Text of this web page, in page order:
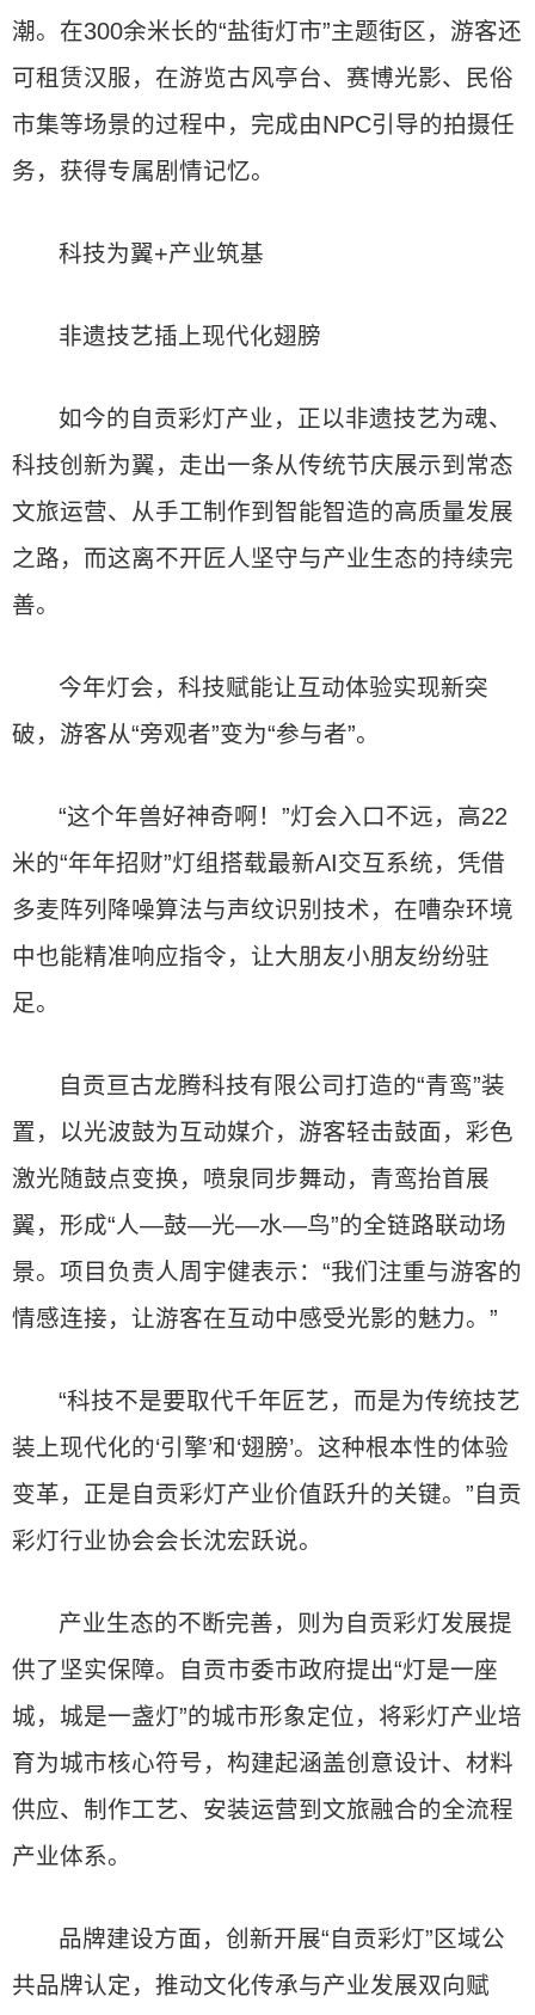
潮。在300余米长的“盐街灯市”主题街区，游客还
可租赁汉服，在游览古风亭台、赛博光影、民俗
市集等场景的过程中，完成由NPC引导的拍摄任
务，获得专属剧情记忆。
科技为翼+产业筑基
非遗技艺插上现代化翅膀
如今的自贡彩灯产业，正以非遗技艺为魂、
科技创新为翼，走出一条从传统节庆展示到常态
文旅运营、从手工制作到智能智造的高质量发展
之路，而这离不开匠人坚守与产业生态的持续完
善。
今年灯会，科技赋能让互动体验实现新突
破，游客从“旁观者”变为“参与者”。
“这个年兽好神奇啊！”灯会入口不远，高22
米的“年年招财”灯组搭载最新AI交互系统，凭借
多麦阵列降噪算法与声纹识别技术，在嘈杂环境
中也能精准响应指令，让大朋友小朋友纷纷驻
足。
自贡亘古龙腾科技有限公司打造的“青鸾”装
置，以光波鼓为互动媒介，游客轻击鼓面，彩色
激光随鼓点变换，喷泉同步舞动，青鸾抬首展
翼，形成“人—鼓—光—水—鸟”的全链路联动场
景。项目负责人周宇健表示：“我们注重与游客的
情感连接，让游客在互动中感受光影的魅力。”
“科技不是要取代千年匠艺，而是为传统技艺
装上现代化的‘引擎’和‘翅膀’。这种根本性的体验
变革，正是自贡彩灯产业价值跃升的关键。”自贡
彩灯行业协会会长沈宏跃说。
产业生态的不断完善，则为自贡彩灯发展提
供了坚实保障。自贡市委市政府提出“灯是一座
城，城是一盏灯”的城市形象定位，将彩灯产业培
育为城市核心符号，构建起涵盖创意设计、材料
供应、制作工艺、安装运营到文旅融合的全流程
产业体系。
品牌建设方面，创新开展“自贡彩灯”区域公
共品牌认定，推动文化传承与产业发展双向赋